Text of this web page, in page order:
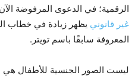
الرقمية؛ في الدعوى المرفوضة
غير قانوني يظهر زيادة في خطاب
المعروفة سابقًا باسم تويتر.
ليست الصور الجنسية للأطفال هي